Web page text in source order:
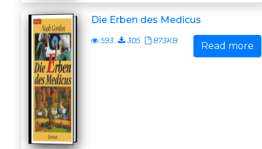
Die Erben des Medicus
593 305 873KB Read more